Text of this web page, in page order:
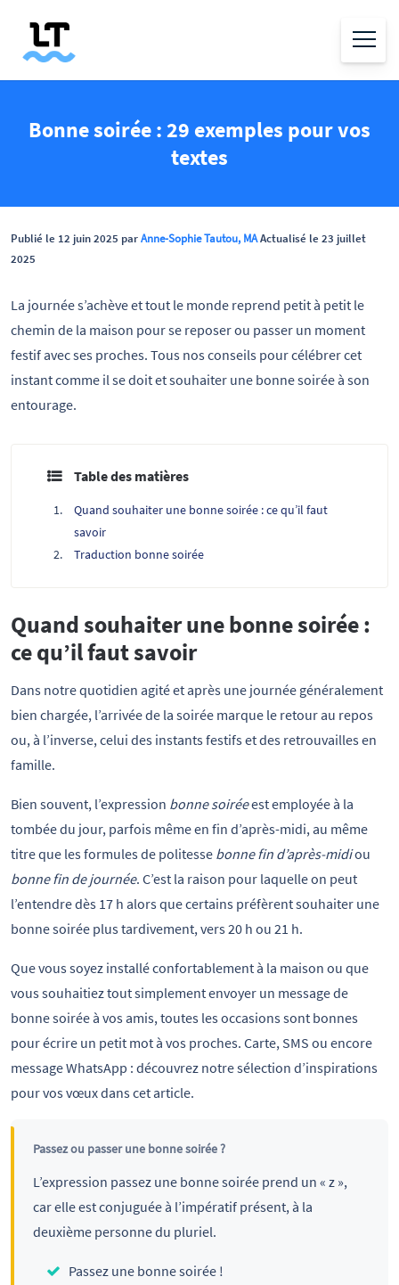
Bonne soirée : 29 exemples pour vos
textes
Publié le 12 juin 2025 parAnne-Sophie Tautou, MAActualisé le 23 juillet
2025
La journée s’achève et tout le monde reprend petit à petit le
chemin de la maison pour se reposer ou passer un moment
festif avec ses proches. Tous nos conseils pour célébrer cet
instant comme il se doit et souhaiter une bonne soirée à son
entourage.
Table des matières
Quand souhaiter une bonne soirée : ce qu’il faut
savoir
Traduction bonne soirée
Quand souhaiter une bonne soirée :
ce qu’il faut savoir
Dans notre quotidien agité et après une journée généralement
bien chargée, l’arrivée de la soirée marque le retour au repos
ou, à l’inverse, celui des instants festifs et des retrouvailles en
famille.
Bien souvent, l’expression bonne soiréeest employée à la
tombée du jour, parfois même en fin d’après-midi, au même
titre que les formules de politesse bonne fin d’après-midiou
bonne fin de journée. C’est la raison pour laquelle on peut
l’entendre dès 17 h alors que certains préfèrent souhaiter une
bonne soirée plus tardivement, vers 20 h ou 21 h.
Que vous soyez installé confortablement à la maison ou que
vous souhaitiez tout simplement envoyer un message de
bonne soirée à vos amis, toutes les occasions sont bonnes
pour écrire un petit mot à vos proches. Carte, SMS ou encore
message WhatsApp : découvrez notre sélection d’inspirations
pour vos vœux dans cet article.
Passez ou passer une bonne soirée ?
L’expression passez une bonne soirée prend un « z »,
car elle est conjuguée à l’impératif présent, à la
deuxième personne du pluriel.
Passez une bonne soirée !